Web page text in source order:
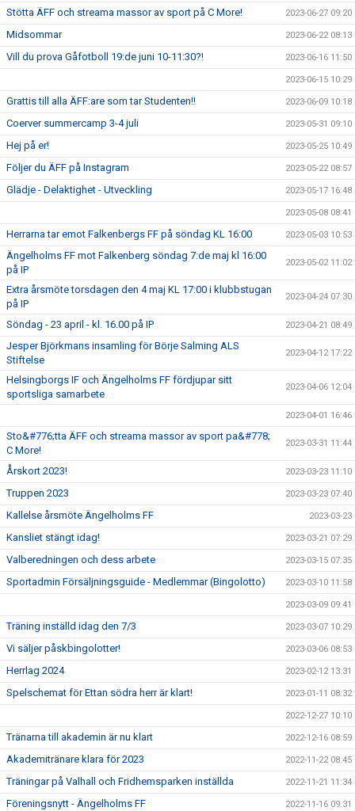
Stötta ÄFF och streama massor av sport på C More! 2023-06-27 09:20
Midsommar 2023-06-22 08:13
Vill du prova Gåfotboll 19:de juni 10-11:30?! 2023-06-16 11:50
2023-06-15 10:29
Grattis till alla ÄFF:are som tar Studenten!! 2023-06-09 10:18
Coerver summercamp 3-4 juli 2023-05-31 09:10
Hej på er! 2023-05-25 10:49
Följer du ÄFF på Instagram 2023-05-22 08:57
Glädje - Delaktighet - Utveckling 2023-05-17 16:48
2023-05-08 08:41
Herrarna tar emot Falkenbergs FF på söndag KL 16:00 2023-05-03 10:53
Ängelholms FF mot Falkenberg söndag 7:de maj kl 16:00
på IP
2023-05-02 11:02
Extra årsmöte torsdagen den 4 maj KL 17:00 i klubbstugan
på IP
2023-04-24 07:30
Söndag - 23 april - kl. 16.00 på IP 2023-04-21 08:49
Jesper Björkmans insamling för Börje Salming ALS
Stiftelse
2023-04-12 17:22
Helsingborgs IF och Ängelholms FF fördjupar sitt
sportsliga samarbete
2023-04-06 12:04
2023-04-01 16:46
Sto&#776;tta ÄFF och streama massor av sport pa&#778;
C More!
2023-03-31 11:44
Årskort 2023! 2023-03-23 11:10
Truppen 2023 2023-03-23 07:40
Kallelse årsmöte Ängelholms FF 2023-03-23
Kansliet stängt idag! 2023-03-21 07:29
Valberedningen och dess arbete 2023-03-15 07:35
Sportadmin Försäljningsguide - Medlemmar (Bingolotto) 2023-03-10 11:58
2023-03-09 09:41
Träning inställd idag den 7/3 2023-03-07 10:29
Vi säljer påskbingolotter! 2023-03-06 08:53
Herrlag 2024 2023-02-12 13:31
Spelschemat för Ettan södra herr är klart! 2023-01-11 08:32
2022-12-27 10:10
Tränarna till akademin är nu klart 2022-12-16 08:59
Akademitränare klara för 2023 2022-11-22 08:45
Träningar på Valhall och Fridhemsparken inställda 2022-11-21 11:34
Föreningsnytt - Ängelholms FF 2022-11-16 09:31